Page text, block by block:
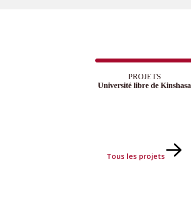
PROJETS
Université libre de Kinshasa
Tous les projets